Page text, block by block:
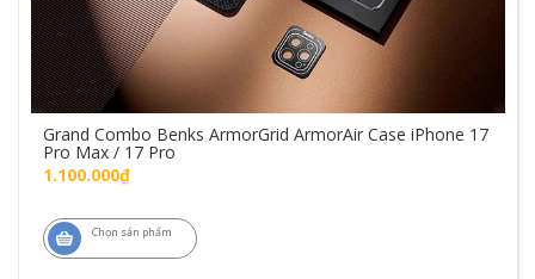
Grand Combo Benks ArmorGrid ArmorAir Case iPhone 17
Pro Max / 17 Pro
1.100.000₫
Chọn sản phẩm